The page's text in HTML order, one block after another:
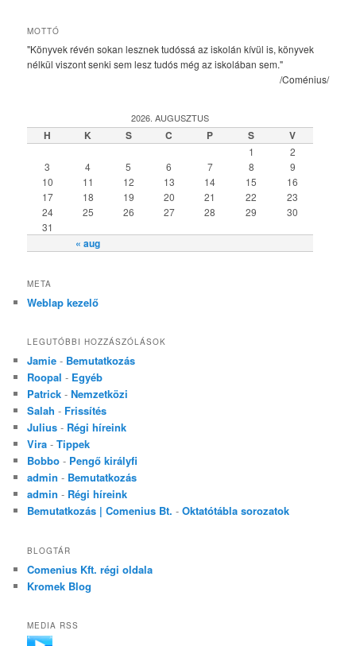
MOTTÓ
"Könyvek révén sokan lesznek tudóssá az iskolán kívül is, könyvek
nélkül viszont senki sem lesz tudós még az iskolában sem."
/Coménius/
2026. AUGUSZTUS
H K S C P S V
« aug
1
2
3
4 5 6 7 8
9
10
11 12 13 14 15
16
17
18 19 20 21 22
23
24
25 26 27 28 29
30
31
META
Weblap kezelő
LEGUTÓBBI HOZZÁSZÓLÁSOK
Jamie - Bemutatkozás
Roopal - Egyéb
Patrick -Nemzetközi
Salah - Frissítés
Julius - Régi híreink
Vira -Tippek
Bobbo - Pengő királyfi
admin - Bemutatkozás
admin - Régi híreink
Bemutatkozás | Comenius Bt. -Oktatótábla sorozatok
BLOGTÁR
Comenius Kft. régi oldala
Kromek Blog
MEDIA RSS